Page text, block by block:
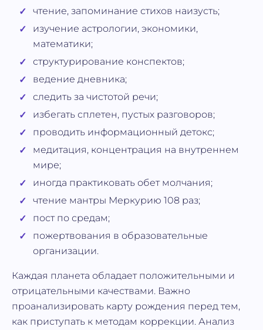
чтение, запоминание стихов наизусть;
изучение астрологии, экономики,
математики;
структурирование конспектов;
ведение дневника;
следить за чистотой речи;
избегать сплетен, пустых разговоров;
проводить информационный детокс;
медитация, концентрация на внутреннем
мире;
иногда практиковать обет молчания;
чтение мантры Меркурию 108 раз;
пост по средам;
пожертвования в образовательные
организации.
Каждая планета обладает положительными и
отрицательными качествами. Важно
проанализировать карту рождения перед тем,
как приступать к методам коррекции. Анализ